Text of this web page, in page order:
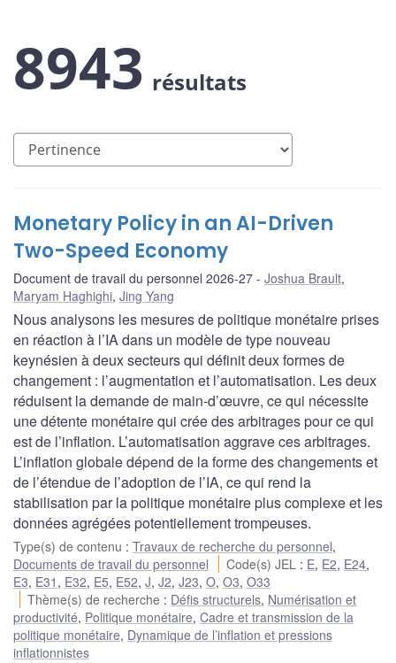
8943 résultats
Monetary Policy in an AI-Driven
Two-Speed Economy
Document de travail du personnel 2026-27 Joshua Brault,
Maryam Haghighi, Jing Yang
Nous analysons les mesures de politique monétaire prises
en réaction à l’IA dans un modèle de type nouveau
keynésien à deux secteurs qui définit deux formes de
changement : l’augmentation et l’automatisation. Les deux
réduisent la demande de main-d’œuvre, ce qui nécessite
une détente monétaire qui crée des arbitrages pour ce qui
est de l’inflation. L’automatisation aggrave ces arbitrages.
L’inflation globale dépend de la forme des changements et
de l’étendue de l’adoption de l’IA, ce qui rend la
stabilisation par la politique monétaire plus complexe et les
données agrégées potentiellement trompeuses.
Type(s) de contenu : Travaux de recherche du personnel,
Documents de travail du personnel
Code(s) JEL : E, E2, E24,
E3, E31 , E32, E5, E52, J, J2, J23, O, O3, O33
Thème(s) de recherche : Défis structurels, Numérisation et
productivité, Politique monétaire, Cadre et transmission de la
politique monétaire, Dynamique de l’inflation et pressions
inflationnistes